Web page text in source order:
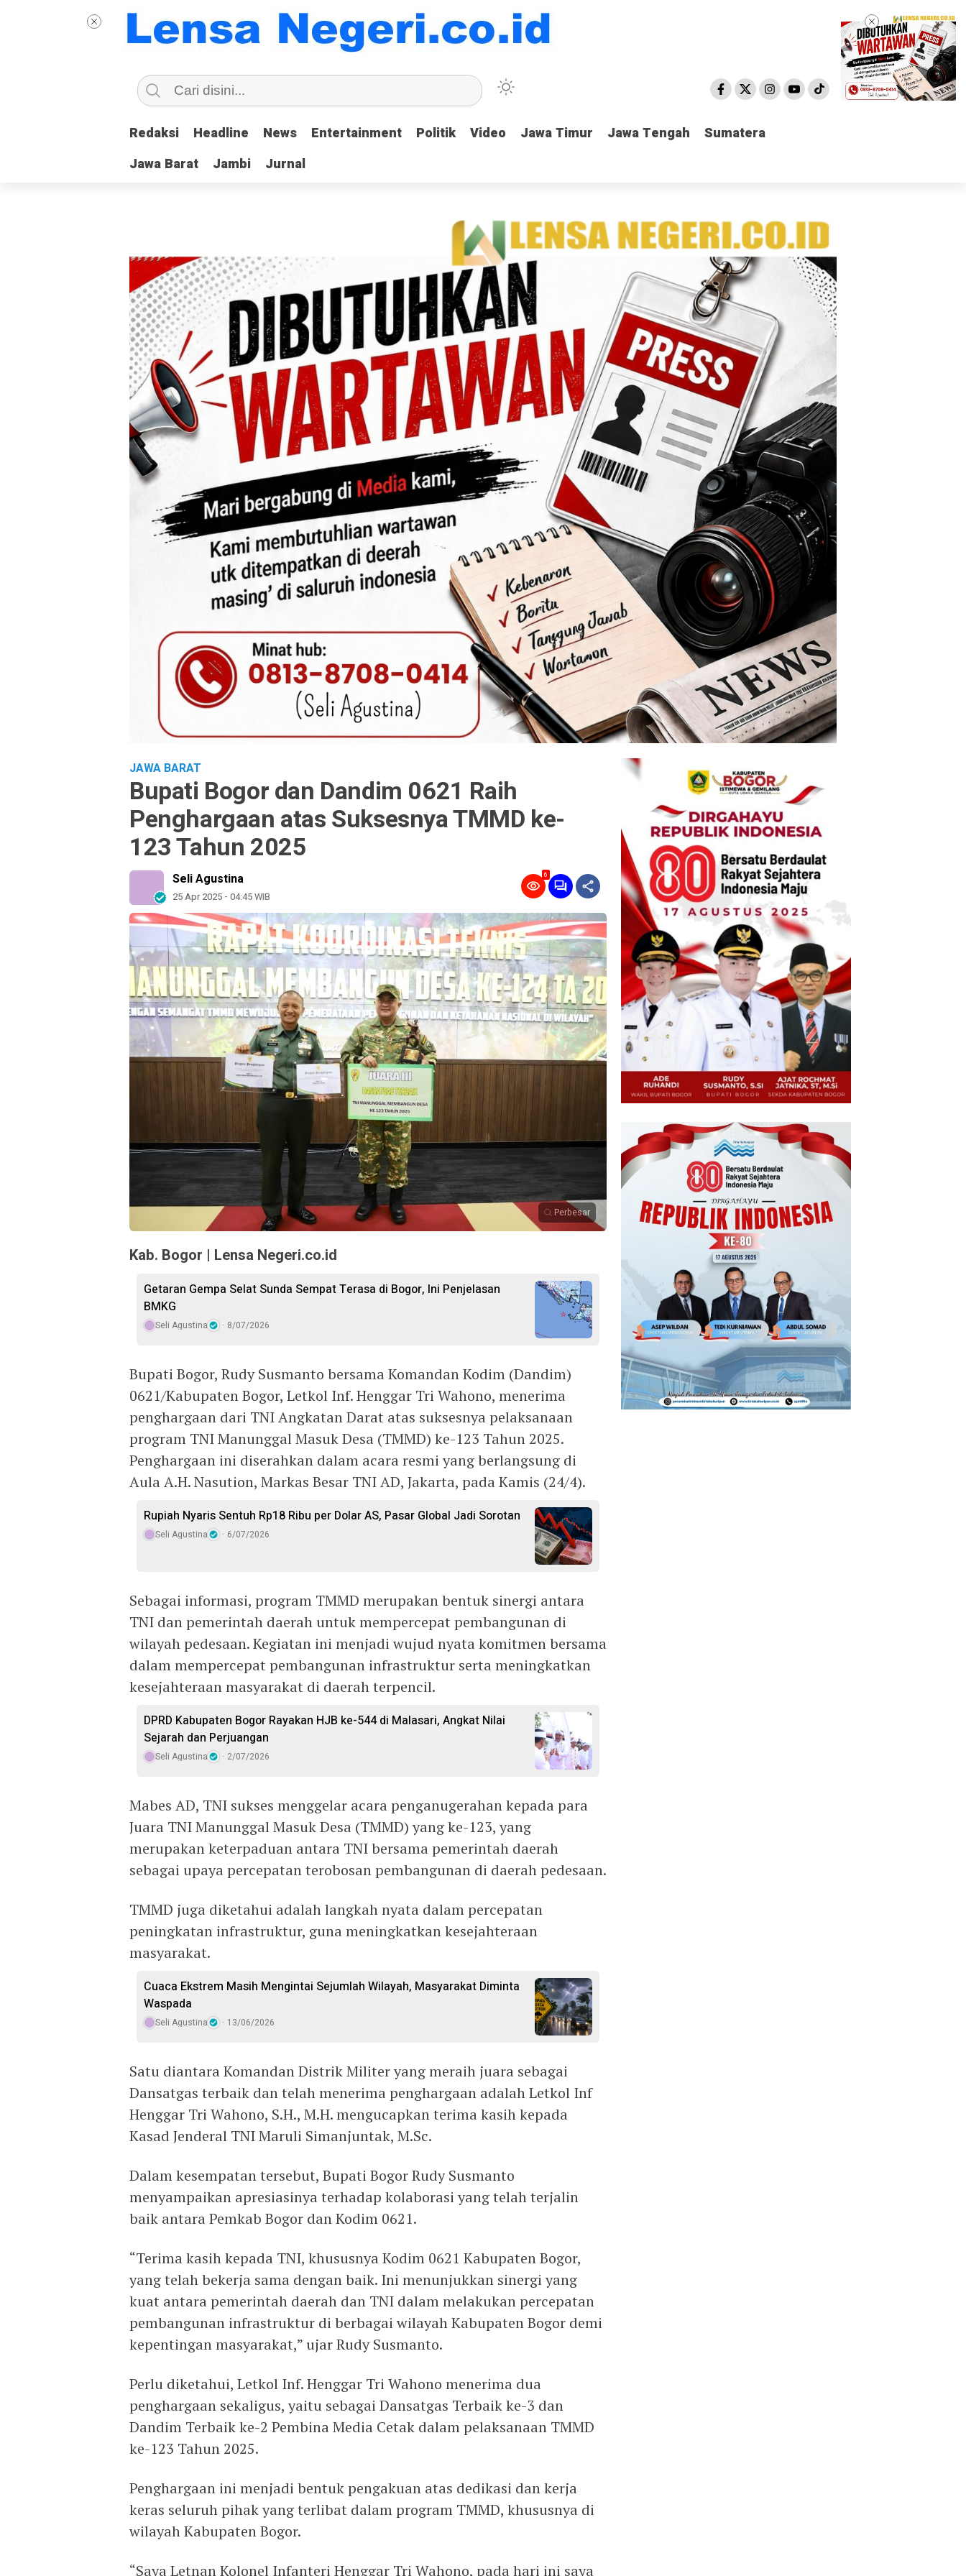
Redaksi Headline News Entertainment Politik Video Jawa Timur Jawa Tengah
Sumatera
Jawa Barat
Jambi Jurnal
Redaksi Headline News Entertainment Politik Video Jawa Timur Jawa Tengah
Sumatera
Jawa Barat
Jambi Jurnal
JAWA BARAT
Bupati Bogor dan Dandim 0621 Raih
Penghargaan atas Suksesnya TMMD ke-
123 Tahun 2025
Seli Agustina
25 Apr 2025 - 04:45 WIB
6
Perbesar
Kab. Bogor | Lensa Negeri.co.id
Getaran Gempa Selat Sunda Sempat Terasa di Bogor, Ini Penjelasan
BMKG
Seli Agustina 8/07/2026
Bupati Bogor, Rudy Susmanto bersama Komandan Kodim (Dandim)
0621/Kabupaten Bogor, Letkol Inf. Henggar Tri Wahono, menerima
penghargaan dari TNI Angkatan Darat atas suksesnya pelaksanaan
program TNI Manunggal Masuk Desa (TMMD) ke-123 Tahun 2025.
Penghargaan ini diserahkan dalam acara resmi yang berlangsung di
Aula A.H. Nasution, Markas Besar TNI AD, Jakarta, pada Kamis (24/4).
Rupiah Nyaris Sentuh Rp18 Ribu per Dolar AS, Pasar Global Jadi Sorotan
Seli Agustina 6/07/2026
Sebagai informasi, program TMMD merupakan bentuk sinergi antara
TNI dan pemerintah daerah untuk mempercepat pembangunan di
wilayah pedesaan. Kegiatan ini menjadi wujud nyata komitmen bersama
dalam mempercepat pembangunan infrastruktur serta meningkatkan
kesejahteraan masyarakat di daerah terpencil.
DPRD Kabupaten Bogor Rayakan HJB ke-544 di Malasari, Angkat Nilai
Sejarah dan Perjuangan
Seli Agustina 2/07/2026
Mabes AD, TNI sukses menggelar acara penganugerahan kepada para
Juara TNI Manunggal Masuk Desa (TMMD) yang ke-123, yang
merupakan keterpaduan antara TNI bersama pemerintah daerah
sebagai upaya percepatan terobosan pembangunan di daerah pedesaan.
TMMD juga diketahui adalah langkah nyata dalam percepatan
peningkatan infrastruktur, guna meningkatkan kesejahteraan
masyarakat.
Cuaca Ekstrem Masih Mengintai Sejumlah Wilayah, Masyarakat Diminta
Waspada
Seli Agustina 13/06/2026
Satu diantara Komandan Distrik Militer yang meraih juara sebagai
Dansatgas terbaik dan telah menerima penghargaan adalah Letkol Inf
Henggar Tri Wahono, S.H., M.H. mengucapkan terima kasih kepada
Kasad Jenderal TNI Maruli Simanjuntak, M.Sc.
Dalam kesempatan tersebut, Bupati Bogor Rudy Susmanto
menyampaikan apresiasinya terhadap kolaborasi yang telah terjalin
baik antara Pemkab Bogor dan Kodim 0621.
“Terima kasih kepada TNI, khususnya Kodim 0621 Kabupaten Bogor,
yang telah bekerja sama dengan baik. Ini menunjukkan sinergi yang
kuat antara pemerintah daerah dan TNI dalam melakukan percepatan
pembangunan infrastruktur di berbagai wilayah Kabupaten Bogor demi
kepentingan masyarakat,” ujar Rudy Susmanto.
Perlu diketahui, Letkol Inf. Henggar Tri Wahono menerima dua
penghargaan sekaligus, yaitu sebagai Dansatgas Terbaik ke-3 dan
Dandim Terbaik ke-2 Pembina Media Cetak dalam pelaksanaan TMMD
ke-123 Tahun 2025.
Penghargaan ini menjadi bentuk pengakuan atas dedikasi dan kerja
keras seluruh pihak yang terlibat dalam program TMMD, khususnya di
wilayah Kabupaten Bogor.
“Saya Letnan Kolonel Infanteri Henggar Tri Wahono, pada hari ini saya